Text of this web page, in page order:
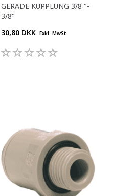
GERADE KUPPLUNG 3/8 "-
3/8"
30,80 DKK Exkl. MwSt